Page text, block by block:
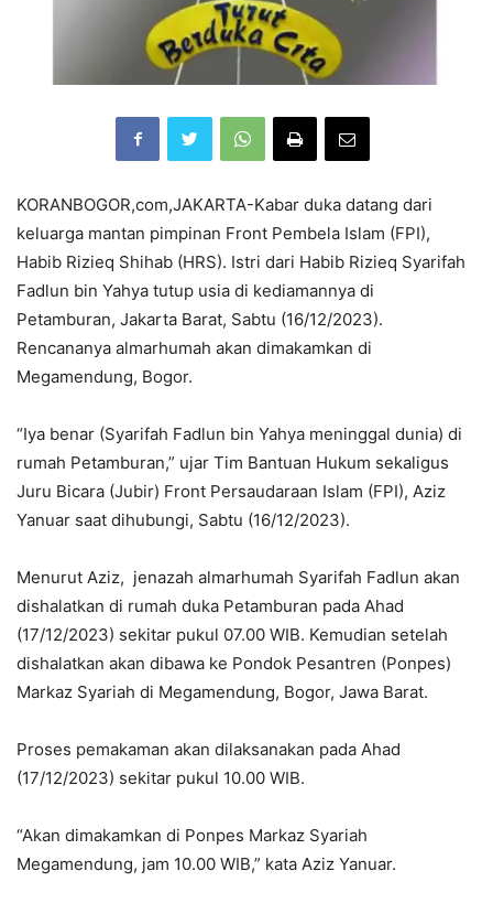
KORANBOGOR,com,JAKARTA-Kabar duka datang dari
keluarga mantan pimpinan Front Pembela Islam (FPI),
Habib Rizieq Shihab (HRS). Istri dari Habib Rizieq Syarifah
Fadlun bin Yahya tutup usia di kediamannya di
Petamburan, Jakarta Barat, Sabtu (16/12/2023).
Rencananya almarhumah akan dimakamkan di
Megamendung, Bogor.
“Iya benar (Syarifah Fadlun bin Yahya meninggal dunia) di
rumah Petamburan,” ujar Tim Bantuan Hukum sekaligus
Juru Bicara (Jubir) Front Persaudaraan Islam (FPI), Aziz
Yanuar saat dihubungi, Sabtu (16/12/2023).
Menurut Aziz, jenazah almarhumah Syarifah Fadlun akan
dishalatkan di rumah duka Petamburan pada Ahad
(17/12/2023) sekitar pukul 07.00 WIB. Kemudian setelah
dishalatkan akan dibawa ke Pondok Pesantren (Ponpes)
Markaz Syariah di Megamendung, Bogor, Jawa Barat.
Proses pemakaman akan dilaksanakan pada Ahad
(17/12/2023) sekitar pukul 10.00 WIB.
“Akan dimakamkan di Ponpes Markaz Syariah
Megamendung, jam 10.00 WIB,” kata Aziz Yanuar.